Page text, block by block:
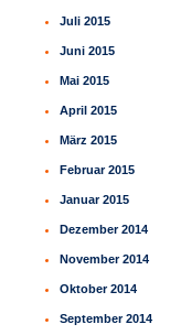
Juli 2015
Juni 2015
Mai 2015
April 2015
März 2015
Februar 2015
Januar 2015
Dezember 2014
November 2014
Oktober 2014
September 2014